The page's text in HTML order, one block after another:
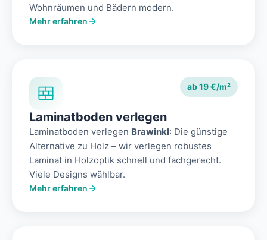
Wohnräumen und Bädern modern.
Mehr erfahren
ab 19 €/m²
Laminatboden verlegen
Laminatboden verlegen Brawinkl: Die günstige
Alternative zu Holz – wir verlegen robustes
Laminat in Holzoptik schnell und fachgerecht.
Viele Designs wählbar.
Mehr erfahren